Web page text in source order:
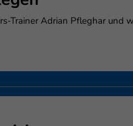
Trainer Adrian Pfleghar und